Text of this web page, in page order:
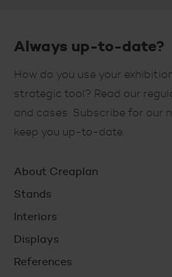
Always up-to-date?
How do you use your
strategic tool? Read our
and cases. Subscribe for our
keep you up-to-date.
Hoofdnavigatie
About Creaplan
Stands
Interiors
Displays
References